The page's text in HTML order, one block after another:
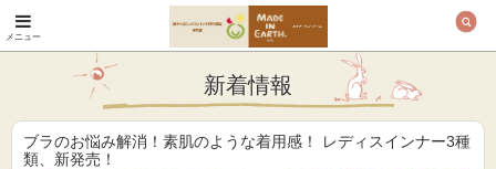
オーガニックコットン
製品と布ナプキン メ
イド・イン・アース
メニュー
新着情報
ブラのお悩み解消！素肌のような着用感！ レディスインナー3種
類、新発売！